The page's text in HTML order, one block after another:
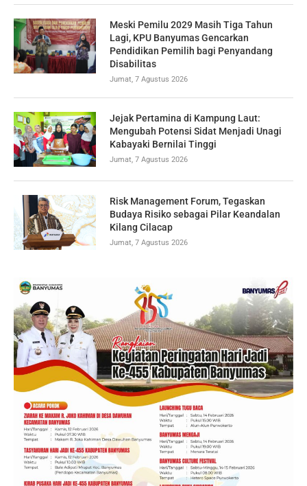
Meski Pemilu 2029 Masih Tiga Tahun
Lagi, KPU Banyumas Gencarkan
Pendidikan Pemilih bagi Penyandang
Disabilitas
Jumat, 7 Agustus 2026
Jejak Pertamina di Kampung Laut:
Mengubah Potensi Sidat Menjadi Unagi
Kabayaki Bernilai Tinggi
Jumat, 7 Agustus 2026
Risk Management Forum, Tegaskan
Budaya Risiko sebagai Pilar Keandalan
Kilang Cilacap
Jumat, 7 Agustus 2026